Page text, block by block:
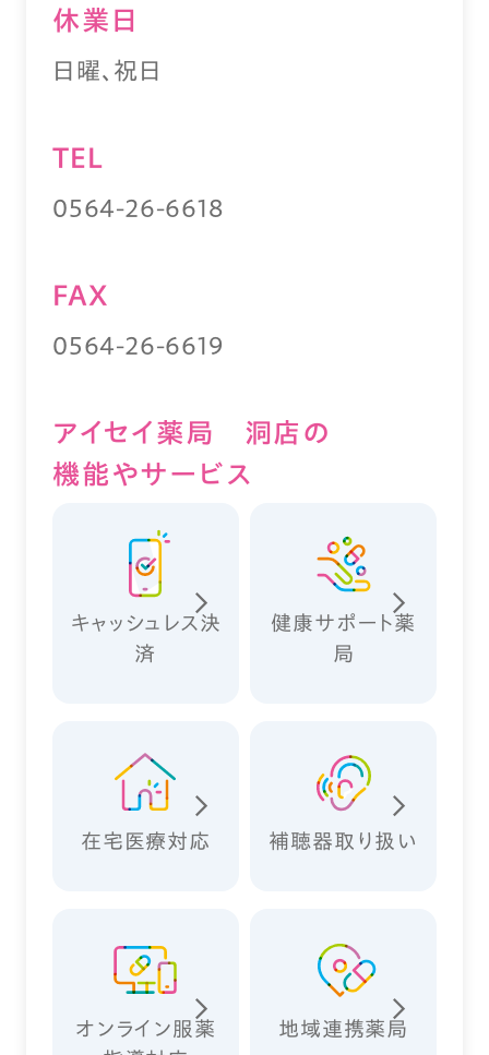
休業⽇
日曜、祝日
TEL
0564-26-6618
FAX
0564-26-6619
アイセイ薬局 洞店の
機能やサービス
キャッシュレス決
済
健康サポート薬
局
在宅医療対応 補聴器取り扱い
オンライン服薬
地域連携薬局